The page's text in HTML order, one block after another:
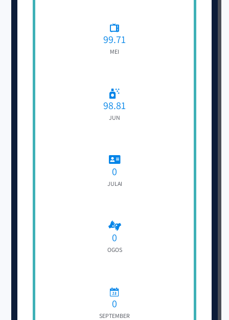
99.71
MEI
98.81
JUN
0
JULAI
0
OGOS
0
SEPTEMBER